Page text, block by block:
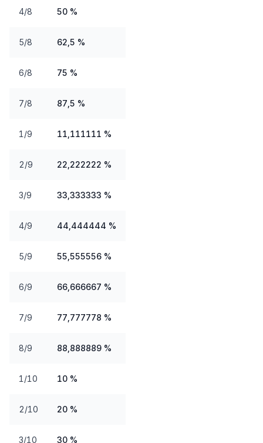
4/8 50 %
5/8 62,5 %
6/8 75 %
7/8 87,5 %
1/9 11,111111 %
2/9 22,222222 %
3/9 33,333333 %
4/9 44,444444 %
5/9 55,555556 %
6/9 66,666667 %
7/9 77,777778 %
8/9 88,888889 %
1/10 10 %
2/10 20 %
3/10 30 %